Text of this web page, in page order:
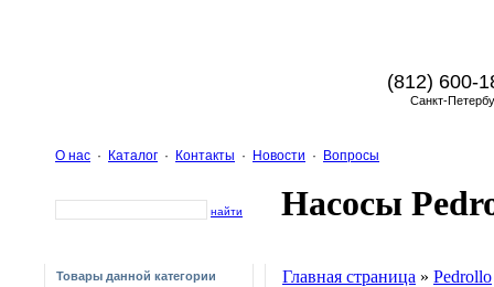
(812) 600-
Санкт-
О нас · Каталог · Контакты · Новости · Вопросы
найти Насосы
Товары данной категории Главная страница » Pedrollo